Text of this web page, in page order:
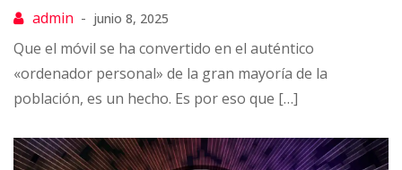
junio 8, 2025
Que el móvil se ha convertido en el auténtico
«ordenador personal» de la gran mayoría de la
población, es un hecho. Es por eso que […]